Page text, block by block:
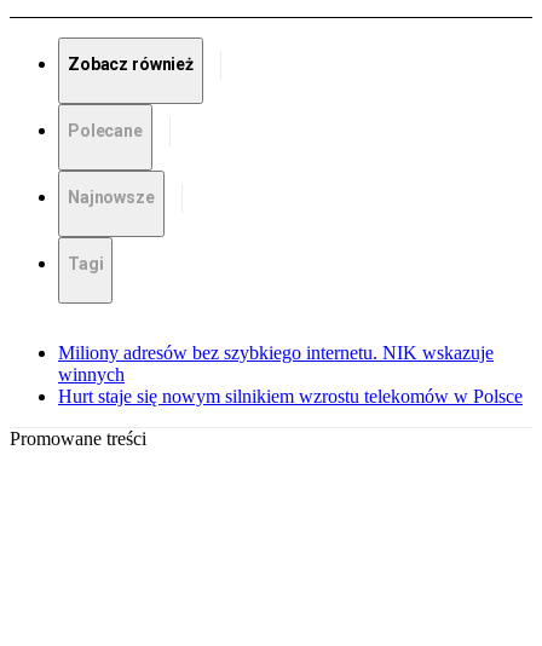
Zobacz również
Polecane
Najnowsze
Tagi
Miliony adresów bez szybkiego internetu. NIK wskazuje
winnych
Hurt staje się nowym silnikiem wzrostu telekomów w Polsce
Promowane treści